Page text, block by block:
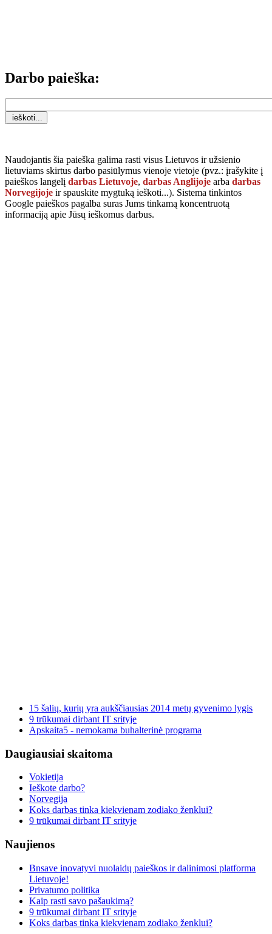
Darbo paieška:
Naudojantis šia paieška galima rasti visus Lietuvos ir užsienio
lietuviams skirtus darbo pasiūlymus vienoje vietoje (pvz.: įrašykite į
paieškos langelį darbas Lietuvoje, darbas Anglijoje arba darbas
Norvegijoje ir spauskite mygtuką ieškoti...). Sistema tinkintos
Google paieškos pagalba suras Jums tinkamą koncentruotą
informaciją apie Jūsų ieškomus darbus.
15 šalių, kurių yra aukščiausias 2014 metų gyvenimo lygis
9 trūkumai dirbant IT srityje
Apskaita5 - nemokama buhalterinė programa
Daugiausiai skaitoma
Vokietija
Ieškote darbo?
Norvegija
Koks darbas tinka kiekvienam zodiako ženklui?
9 trūkumai dirbant IT srityje
Naujienos
Bnsave inovatyvi nuolaidų paieškos ir dalinimosi platforma
Lietuvoje!
Privatumo politika
Kaip rasti savo pašaukimą?
9 trūkumai dirbant IT srityje
Koks darbas tinka kiekvienam zodiako ženklui?